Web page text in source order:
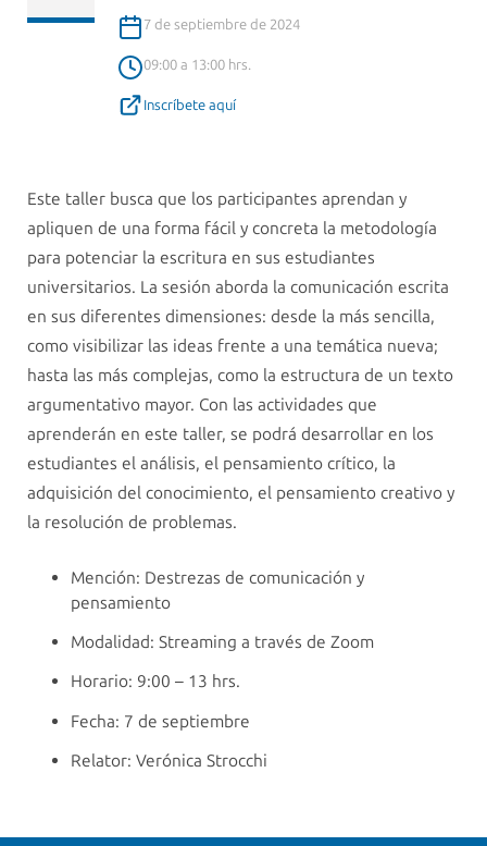
7 de septiembre de 2024
09:00 a 13:00 hrs.
Inscríbete aquí
Este taller busca que los participantes aprendan y
apliquen de una forma fácil y concreta la metodología
para potenciar la escritura en sus estudiantes
universitarios. La sesión aborda la comunicación escrita
en sus diferentes dimensiones: desde la más sencilla,
como visibilizar las ideas frente a una temática nueva;
hasta las más complejas, como la estructura de un texto
argumentativo mayor. Con las actividades que
aprenderán en este taller, se podrá desarrollar en los
estudiantes el análisis, el pensamiento crítico, la
adquisición del conocimiento, el pensamiento creativo y
la resolución de problemas.
Mención: Destrezas de comunicación y
pensamiento
Modalidad: Streaming a través de Zoom
Horario: 9:00 – 13 hrs.
Fecha: 7 de septiembre
Relator: Verónica Strocchi